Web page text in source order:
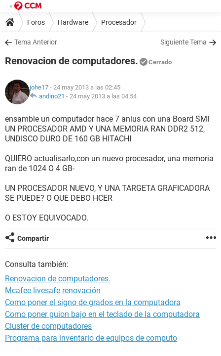
Foros Hardware Procesador
Tema Anterior Siguiente Tema
Renovacion de computadores. Cerrado
johe17 - 24 may 2013 a las 02:45
andino21 - 24 may 2013 a las 04:54
ensamble un computador hace 7 anius con una Board SMI
UN PROCESADOR AMD Y UNA MEMORIA RAN DDR2 512,
UNDISCO DURO DE 160 GB HITACHI
QUIERO actualisarlo,con un nuevo procesador, una memoria
ran de 1024 O 4 GB-
UN PROCESADOR NUEVO, Y UNA TARGETA GRAFICADORA
SE PUEDE? O QUE DEBO HCER
O ESTOY EQUIVOCADO.
Compartir
Consulta también:
Renovacion de computadores.
Mcafee livesafe renovación
Como poner el signo de grados en la computadora
Como poner guion bajo en el teclado de la computadora
Cluster de computadores
Programa para inventario de equipos de computo